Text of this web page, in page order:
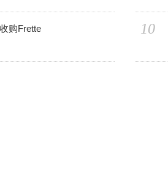
购Frette 10